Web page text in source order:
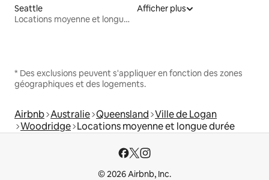
Seattle
Locations moyenne et longue durée
Afficher plus
* Des exclusions peuvent s'appliquer en fonction des zones
géographiques et des logements.
Airbnb Australie Queensland Ville de Logan
Woodridge Locations moyenne et longue durée
© 2026 Airbnb, Inc.